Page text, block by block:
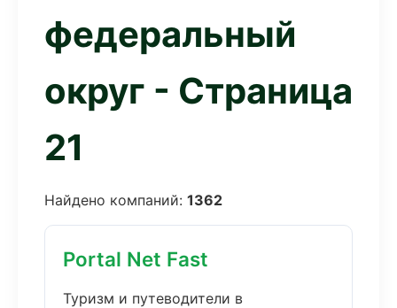
федеральный
округ - Страница
21
Найдено компаний: 1362
Portal Net Fast
Туризм и путеводители в